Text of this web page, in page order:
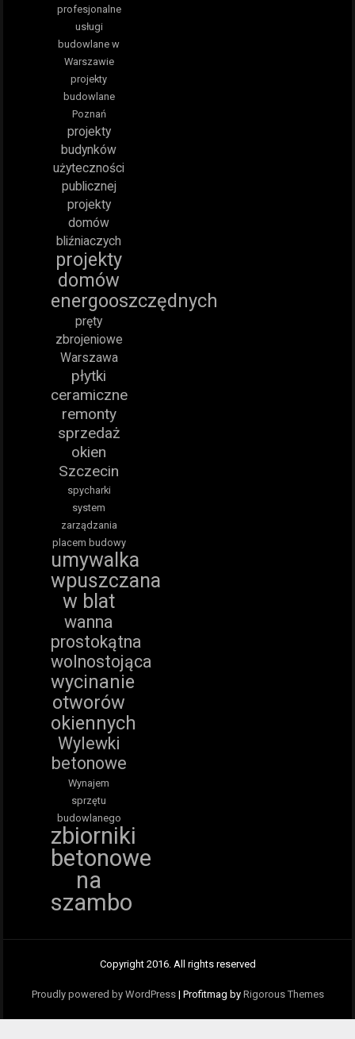
profesjonalne
usługi
budowlane w
Warszawie
projekty
budowlane
Poznań
projekty
budynków
użyteczności
publicznej
projekty
domów
bliźniaczych
projekty
domów
energooszczędnych
pręty
zbrojeniowe
Warszawa
płytki
ceramiczne
remonty
sprzedaż
okien
Szczecin
spycharki
system
zarządzania
placem budowy
umywalka
wpuszczana
w blat
wanna
prostokątna
wolnostojąca
wycinanie
otworów
okiennych
Wylewki
betonowe
Wynajem
sprzętu
budowlanego
zbiorniki
betonowe
na
szambo
Copyright 2016. All rights reserved
Proudly powered by WordPress | Profitmag by Rigorous Themes